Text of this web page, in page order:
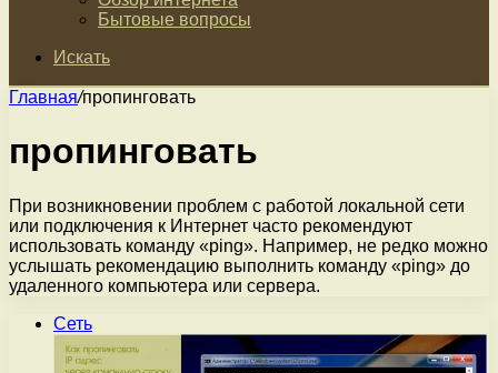
Бытовые вопросы
Искать
Главная/пропинговать
пропинговать
При возникновении проблем с работой локальной сети
или подключения к Интернет часто рекомендуют
использовать команду «ping». Например, не редко можно
услышать рекомендацию выполнить команду «ping» до
удаленного компьютера или сервера.
Сеть